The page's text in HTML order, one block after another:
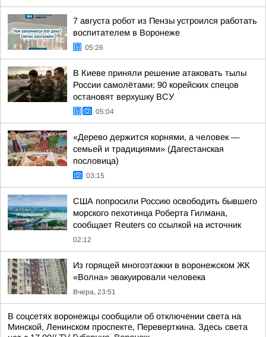
7 августа робот из Пензы устроился работать
воспитателем в Воронеже
05:26
В Киеве приняли решение атаковать тылы
России самолётами: 90 корейских спецов
остановят верхушку ВСУ
05:04
«Дерево держится корнями, а человек —
семьей и традициями» (Дагестанская
пословица)
03:15
США попросили Россию освободить бывшего
морского пехотинца Роберта Гилмана,
сообщает Reuters со ссылкой на источник
02:12
Из горящей многоэтажки в воронежском ЖК
«Волна» эвакуировали человека
Вчера, 23:51
В соцсетях воронежцы сообщили об отключении света на
Минской, Ленинском проспекте, Переверткина. Здесь света